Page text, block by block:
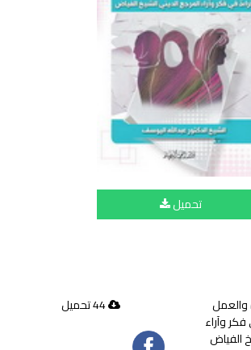
تحميل
والعمل
وآراء
الفياض
44 تحميل